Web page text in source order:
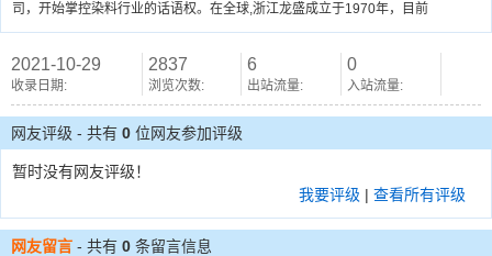
司，开始掌控染料行业的话语权。在全球,浙江龙盛成立于1970年，目前
2021-10-29
收录日期:
2837
浏览次数:
6
出站流量:
0
入站流量:
网友评级 - 共有 0 位网友参加评级
暂时没有网友评级！
我要评级 | 查看所有评级
网友留言 - 共有 0 条留言信息